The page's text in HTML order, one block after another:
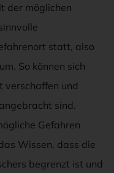
der möglichen
statt, also
So können sich
verschaffen und
sind.
Gefahren
Wissen, dass die
begrenzt ist und